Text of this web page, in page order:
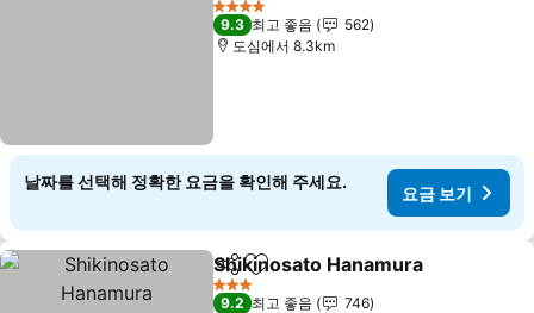
4 성급
9.3 최고 좋음
562
도심에서 8.3km
날짜를 선택해 정확한 요금을 확인해 주세요.
요금 보기
공유 즐겨찾기에 추가
Shikinosato Hanamura
3 성급
9.2 최고 좋음
746